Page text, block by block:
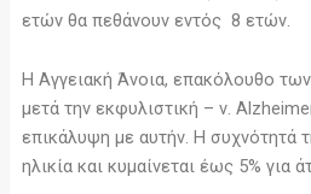
ετών θα πεθάνουν εντός 8 ετών.
Η Αγγειακή Άνοια, επακόλουθο των
μετά την εκφυλιστική – ν.
επικάλυψη με αυτήν. Η συχνότητά
ηλικία και κυμαίνεται έως 5% για